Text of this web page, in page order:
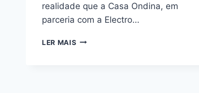
realidade que a Casa Ondina, em
parceria com a Electro…
LER MAIS